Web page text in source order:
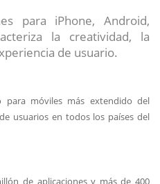
para iPhone, Android,
la creatividad, la
de usuario.
para móviles más extendido del
usuarios en todos los países del
de aplicaciones y más de 400